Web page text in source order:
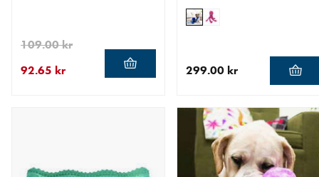
92.65 kr
109.00 kr
299.00 kr